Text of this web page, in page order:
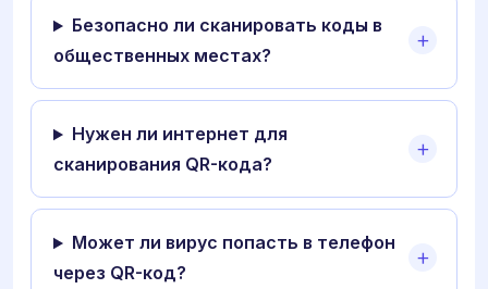
Безопасно ли сканировать коды в
общественных местах?
Нужен ли интернет для
сканирования QR-кода?
Может ли вирус попасть в телефон
через QR-код?